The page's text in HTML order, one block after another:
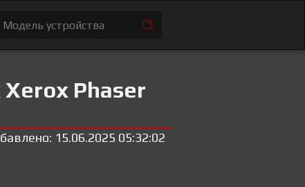
Phaser
15.06.2025 05:32:02